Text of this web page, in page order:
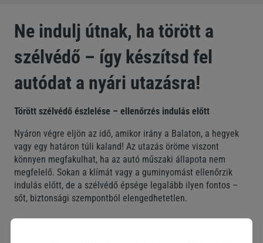
Ne indulj útnak, ha törött a
szélvédő – így készítsd fel
autódat a nyári utazásra!
Törött szélvédő észlelése – ellenőrzés indulás előtt
Nyáron végre eljön az idő, amikor irány a Balaton, a hegyek
vagy egy határon túli kaland! Az utazás öröme viszont
könnyen megfakulhat, ha az autó műszaki állapota nem
megfelelő. Sokan a klímát vagy a guminyomást ellenőrzik
indulás előtt, de a szélvédő épsége legalább ilyen fontos –
sőt, biztonsági szempontból elengedhetetlen.